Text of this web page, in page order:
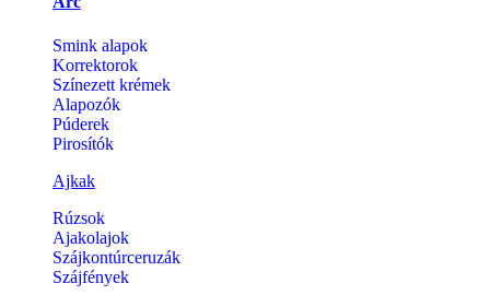
Smink alapok
Korrektorok
Színezett krémek
Alapozók
Púderek
Pirosítók
Ajkak
Rúzsok
Ajakolajok
Szájkontúrceruzák
Szájfények